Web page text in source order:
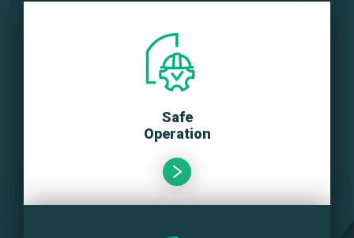
Safe
Operation